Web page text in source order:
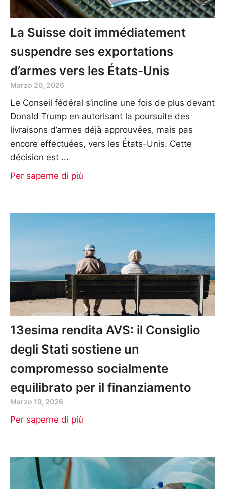
La Suisse doit immédiatement
suspendre ses exportations
d’armes vers les États-Unis
Marzo 20, 2026
Le Conseil fédéral s’incline une fois de plus devant
Donald Trump en autorisant la poursuite des
livraisons d’armes déjà approuvées, mais pas
encore effectuées, vers les États-Unis. Cette
décision est
Per saperne di più
13esima rendita AVS: il Consiglio
degli Stati sostiene un
compromesso socialmente
equilibrato per il finanziamento
Marzo 19, 2026
Per saperne di più